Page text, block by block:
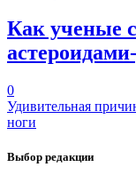
Как ученые
0
Удивительная
ноги
Выбор редакции